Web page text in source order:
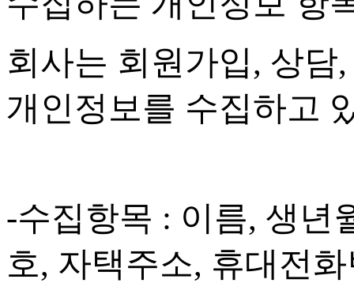
회사는 회원가입, 상담
개인정보를 수집하고
-수집항목 : 이름, 생년
호, 자택주소, 휴대전